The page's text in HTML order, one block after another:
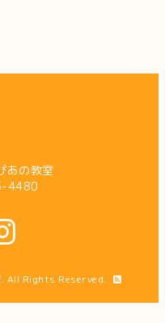
あの教室
4480
. All Rights Reserved.